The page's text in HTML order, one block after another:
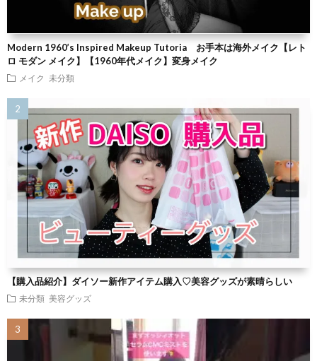
Modern 1960’s Inspired Makeup Tutoria お手本は海外メイク【レト
ロ モダン メイク】【1960年代メイク】変身メイク
メイク 未分類
【購入品紹介】ダイソー新作アイテム購入♡美容グッズが素晴らしい
未分類 美容グッズ